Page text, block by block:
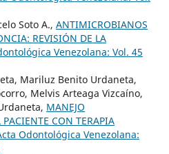
Soto A., ANTIMICROBIANOS
REVISIÓN DE LA
Venezolana: Vol. 45
Mariluz Benito Urdaneta,
Melvis Arteaga Vizcaíno,
MANEJO
CON TERAPIA
Odontológica Venezolana: